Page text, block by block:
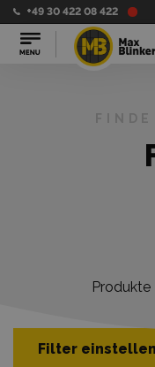
+49 30 422 08 422
Produkte
Filter einstellen